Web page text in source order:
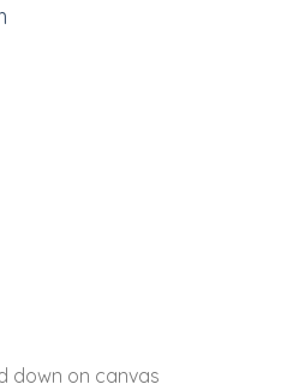
down on canvas